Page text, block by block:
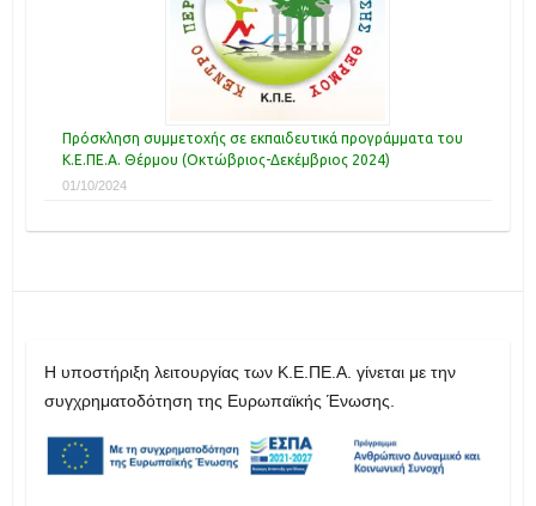
Πρόσκληση συμμετοχής σε εκπαιδευτικά προγράμματα του
Κ.Ε.ΠΕ.Α. Θέρμου (Οκτώβριος-Δεκέμβριος 2024)
01/10/2024
H υποστήριξη λειτουργίας των Κ.Ε.ΠΕ.Α. γίνεται με την
συγχρηματοδότηση της Ευρωπαϊκής Ένωσης.